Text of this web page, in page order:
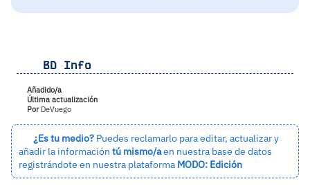
BD Info
Añadido/a
Última actualización
PorDeVuego
¿Es tu medio?Puedes reclamarlo para editar, actualizar y
añadir la información tú mismo/aen nuestra base de datos
registrándote en nuestra plataforma MODO: Edición